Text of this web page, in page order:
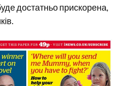
достатньо прискорена,